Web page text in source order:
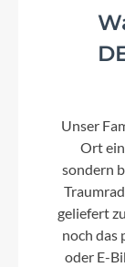
Unser
Ort
sondern
geliefert
noch das
oder E-